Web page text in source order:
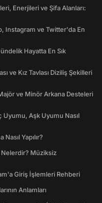
Enerjileri ve Şifa Alanları:
Instagram ve Twitter'da En
Hayatta En Sık
ve Kız Tavlası Diziliş Şekilleri
ve Minör Arkana Desteleri
Aşk Uyumu Nasıl
Yapılır?
Nelerdir? Müziksiz
Giriş İşlemleri Rehberi
Anlamları